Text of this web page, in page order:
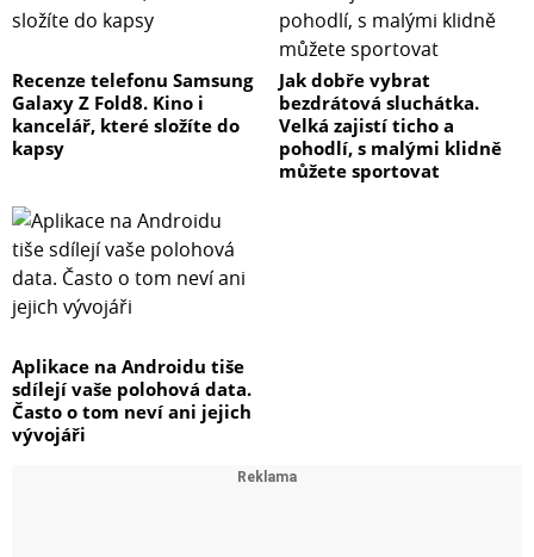
Recenze telefonu Samsung
Galaxy Z Fold8. Kino i
kancelář, které složíte do
kapsy
Jak dobře vybrat
bezdrátová sluchátka.
Velká zajistí ticho a
pohodlí, s malými klidně
můžete sportovat
Aplikace na Androidu tiše
sdílejí vaše polohová data.
Často o tom neví ani jejich
vývojáři